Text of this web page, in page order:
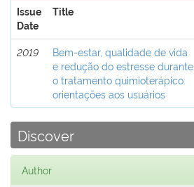
Issue
Date
Title
2019
Bem-estar, qualidade de vida
e redução do estresse durante
o tratamento quimioterápico:
orientações aos usuários
Discover
Author